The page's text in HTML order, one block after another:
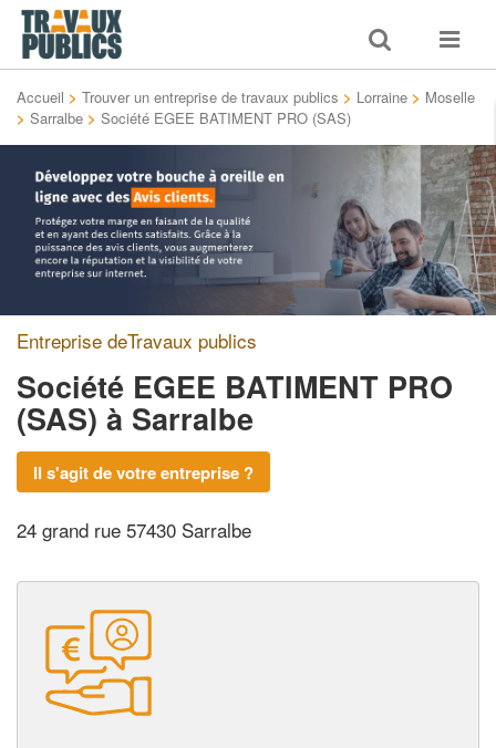
Toggle
search
Toggle
Accueil > Trouver un entreprise de travaux publics > Lorraine > Moselle
> Sarralbe > Société EGEE BATIMENT PRO (SAS)
Entreprise deTravaux publics
Société EGEE BATIMENT PRO
(SAS) à Sarralbe
Il s'agit de votre entreprise ?
24 grand rue 57430 Sarralbe